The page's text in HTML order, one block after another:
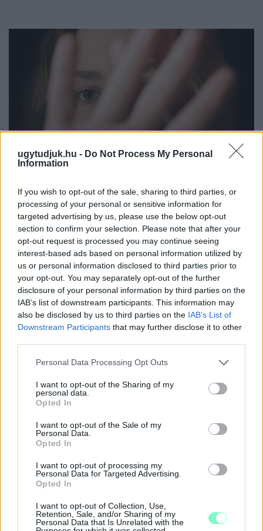
ugytudjuk.hu - Do Not Process My Personal
Information
If you wish to opt-out of the sale, sharing to third parties, or
processing of your personal or sensitive information for
targeted advertising by us, please use the below opt-out
section to confirm your selection. Please note that after your
opt-out request is processed you may continue seeing
interest-based ads based on personal information utilized by
us or personal information disclosed to third parties prior to
your opt-out. You may separately opt-out of the further
disclosure of your personal information by third parties on the
IAB’s list of downstream participants. This information may
also be disclosed by us to third parties on the IAB’s List of
Downstream Participants that may further disclose it to other
Please note that this website/app uses one or more Google
not limited to your visit or usage behaviour. You may click to
grant or deny consent to Google and its third-party tags to
use your data for below specified purposes in below Google
consent section.
Personal Data Processing Opt Outs
I want to opt-out of the Sharing of my
personal data.
Opted In
I want to opt-out of the Sale of my
Personal Data.
Opted In
I want to opt-out of processing my
Personal Data for Targeted Advertising.
Opted In
I want to opt-out of Collection, Use,
Retention, Sale, and/or Sharing of my
Personal Data that Is Unrelated with the
NŐVERŐ SZOMBATHELYI FÉRFI ELLEN EMELT
VÁDAT AZ ÜGYÉSZSÉG
A férfi a nyílt utcán kezdte verni áldozatát.
Szólj hozzá!
A RÓMAIAKTÓL AZ AGYAGKATONÁKIG –
TÁRLATVEZETÉSEK, WORKSHOP ÉS
GYŐRI RÓMER MÚZEUMBAN